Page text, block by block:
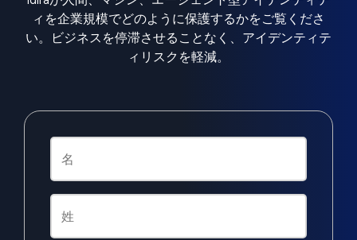
ィを企業規模でどのように保護するかをご覧くださ
い。ビジネスを停滞させることなく、アイデンティテ
ィリスクを軽減。